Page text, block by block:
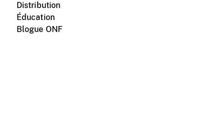
Distribution
Éducation
Blogue ONF